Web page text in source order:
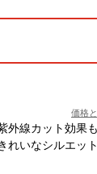
価格
外線カット効果
れいなシルエッ